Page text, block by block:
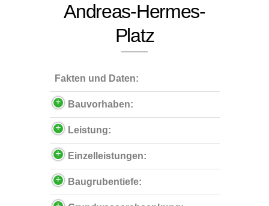
Andreas-Hermes-
Platz
Fakten und Daten:
Bauvorhaben:
Leistung:
Einzelleistungen:
Baugrubentiefe: